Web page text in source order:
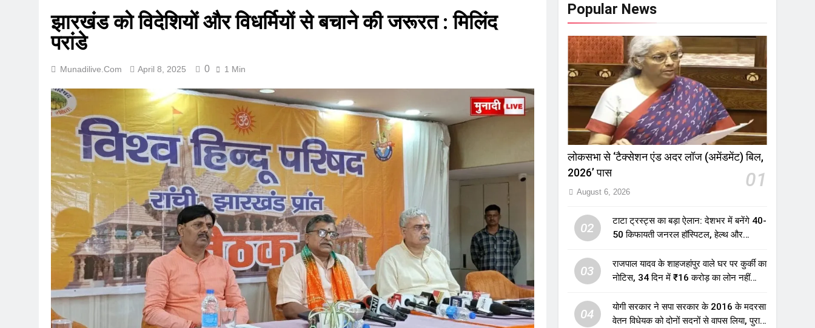
झारखंड को विदेशियों और विधर्मियों से बचाने की जरूरत : मिलिंद
परांडे
Munadilive.com April 8, 2025 0 1 Min
Popular News
लोकसभा से ‘टैक्सेशन एंड अदर लॉज (अमेंडमेंट) बिल,
2026’ पास
01
August 6, 2026
02
टाटा ट्रस्ट्स का बड़ा ऐलान: देशभर में बनेंगे 40-
50 किफायती जनरल हॉस्पिटल, हेल्थ और
03
राजपाल यादव के शाहजहांपुर वाले घर पर कुर्की का
नोटिस, 34 दिन में ₹16 करोड़ का लोन नहीं
04
योगी सरकार ने सपा सरकार के 2016 के मदरसा
वेतन विधेयक को दोनों सदनों से वापस लिया, पुराने